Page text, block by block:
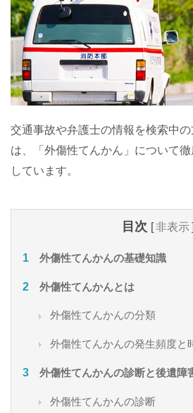
交通事故や弁護士の情報を検索中
は、「外傷性てんかん」について
しています。
目次 [非表示
外傷性てんかんの基礎知識
外傷性てんかんとは
外傷性てんかんの分類
外傷性てんかんの発生頻度と
外傷性てんかんの診断と後遺障
外傷性てんかんの診断